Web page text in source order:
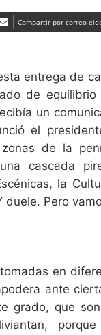
Compartir por correo
entrega de
de
un
el
de la
cascada
la
duele. Pero
en
ante
grado, que